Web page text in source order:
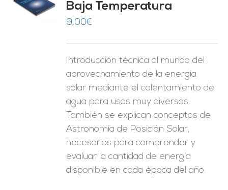
Baja Temperatura
9,00€
Introducción técnica al mundo del
aprovechamiento de la energía
solar mediante el calentamiento de
agua para usos muy diversos.
También se explican conceptos de
Astronomía de Posición Solar,
necesarios para comprender y
evaluar la cantidad de energía
disponible en cada época del año.